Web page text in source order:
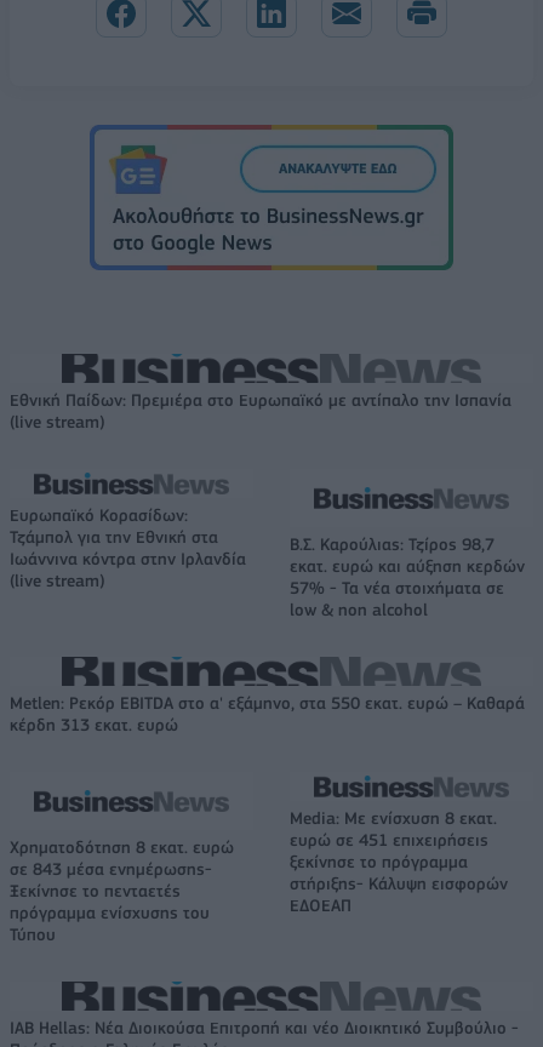
Εθνική Παίδων: Πρεμιέρα στο Ευρωπαϊκό με αντίπαλο την Ισπανία
(live stream)
Ευρωπαϊκό Κορασίδων:
Τζάμπολ για την Εθνική στα
Ιωάννινα κόντρα στην Ιρλανδία
(live stream)
Β.Σ. Καρούλιας: Τζίρος 98,7
εκατ. ευρώ και αύξηση κερδών
57% - Τα νέα στοιχήματα σε
low & non alcohol
Metlen: Ρεκόρ EBITDA στο α' εξάμηνο, στα 550 εκατ. ευρώ – Καθαρά
κέρδη 313 εκατ. ευρώ
Χρηματοδότηση 8 εκατ. ευρώ
σε 843 μέσα ενημέρωσης-
Ξεκίνησε το πενταετές
πρόγραμμα ενίσχυσης του
Τύπου
Media: Με ενίσχυση 8 εκατ.
ευρώ σε 451 επιχειρήσεις
ξεκίνησε το πρόγραμμα
στήριξης- Κάλυψη εισφορών
ΕΔΟΕΑΠ
IAB Hellas: Νέα Διοικούσα Επιτροπή και νέο Διοικητικό Συμβούλιο -